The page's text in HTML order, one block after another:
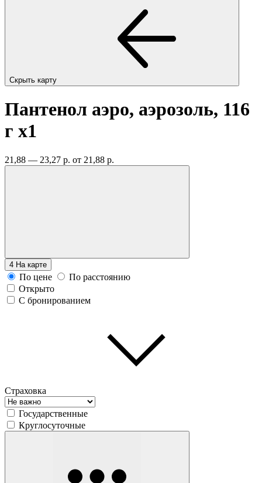
Скрыть карту
Пантенол аэро, аэрозоль, 116
г x1
21,88 — 23,27 р. от 21,88 р.
4 На карте
По цене
По расстоянию
Открыто
С бронированием
Страховка
Государственные
Круглосуточные